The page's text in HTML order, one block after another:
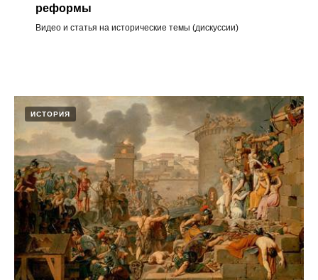
реформы
Видео и статья на исторические темы (дискуссии)
ИСТОРИЯ